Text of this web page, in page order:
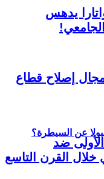
يدهس
مجال إصلاح قطاع
ضد
خلال القرن التاسع